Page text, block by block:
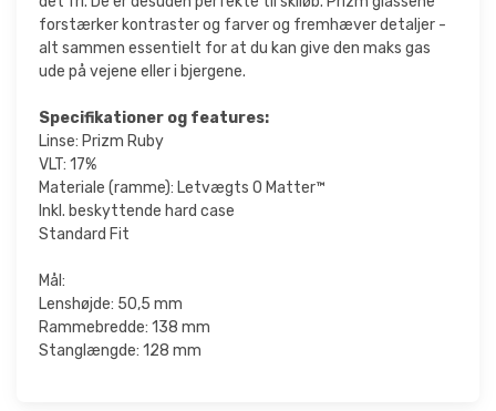
forstærker kontraster og farver og fremhæver detaljer -
alt sammen essentielt for at du kan give den maks gas
ude på vejene eller i bjergene.
Specifikationer og features:
Linse: Prizm Ruby
VLT: 17%
Materiale (ramme): Letvægts O Matter™
Inkl. beskyttende hard case
Standard Fit
Mål:
Lenshøjde: 50,5 mm
Rammebredde: 138 mm
Stanglængde: 128 mm